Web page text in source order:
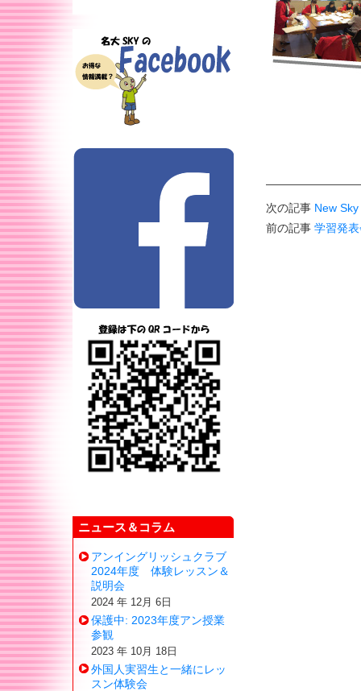
ニュース＆コラム
アンイングリッシュクラブ
2024年度 体験レッスン＆
説明会
2024 年 12月 6日
保護中: 2023年度アン授業
参観
2023 年 10月 18日
外国人実習生と一緒にレッ
スン体験会
次の記事 New
前の記事 学習発